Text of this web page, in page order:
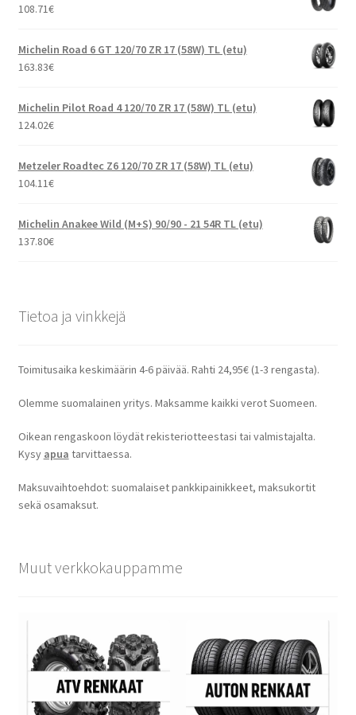
108.71€
Michelin Road 6 GT 120/70 ZR 17 (58W) TL (etu)
163.83€
Michelin Pilot Road 4 120/70 ZR 17 (58W) TL (etu)
124.02€
Metzeler Roadtec Z6 120/70 ZR 17 (58W) TL (etu)
104.11€
Michelin Anakee Wild (M+S) 90/90 - 21 54R TL (etu)
137.80€
Tietoa ja vinkkejä
Toimitusaika keskimäärin 4-6 päivää. Rahti 24,95€ (1-3 rengasta).
Olemme suomalainen yritys. Maksamme kaikki verot Suomeen.
Oikean rengaskoon löydät rekisteriotteestasi tai valmistajalta.
Kysy apua tarvittaessa.
Maksuvaihtoehdot: suomalaiset pankkipainikkeet, maksukortit
sekä osamaksut.
Muut verkkokauppamme